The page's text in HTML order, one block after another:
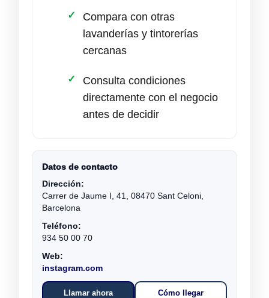
Compara con otras
lavanderías y tintorerías
cercanas
Consulta condiciones
directamente con el negocio
antes de decidir
Datos de contacto
Dirección:
Carrer de Jaume I, 41, 08470 Sant Celoni,
Barcelona
Teléfono:
934 50 00 70
Web:
instagram.com
Llamar ahora Cómo llegar